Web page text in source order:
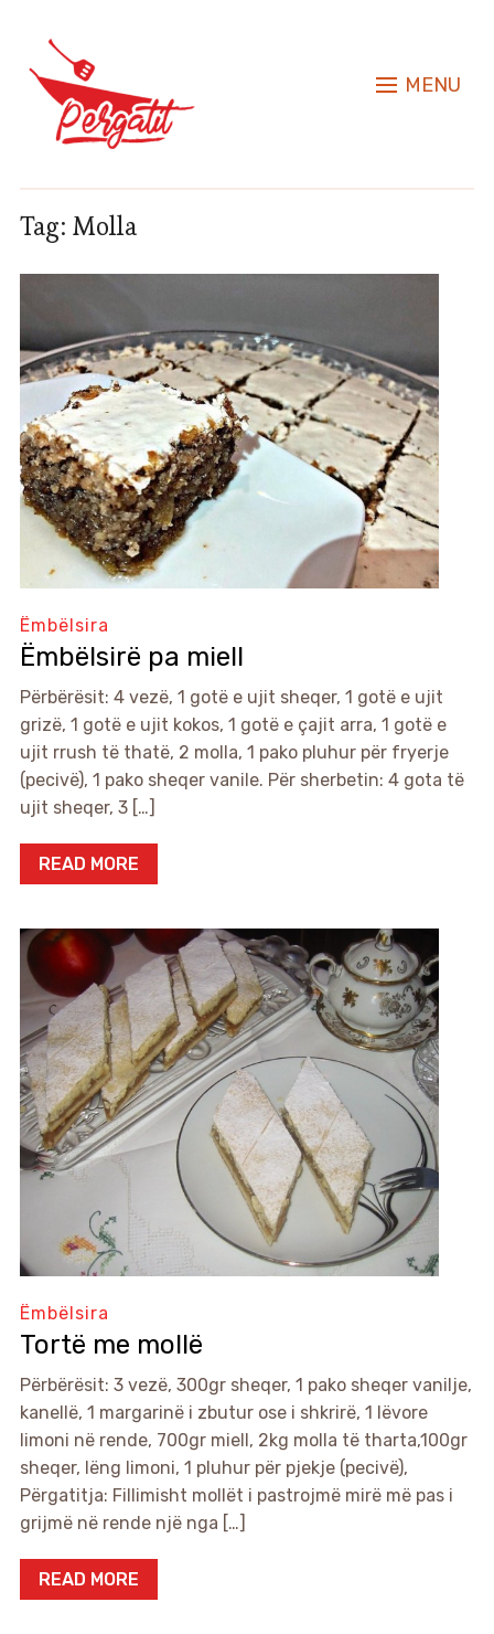
MENU
Tag: Molla
Ëmbëlsira
Ëmbëlsirë pa miell
Përbërësit: 4 vezë, 1 gotë e ujit sheqer, 1 gotë e ujit
grizë, 1 gotë e ujit kokos, 1 gotë e çajit arra, 1 gotë e
ujit rrush të thatë, 2 molla, 1 pako pluhur për fryerje
(pecivë), 1 pako sheqer vanile. Për sherbetin: 4 gota të
ujit sheqer, 3 […]
READ MORE
Ëmbëlsira
Tortë me mollë
Përbërësit: 3 vezë, 300gr sheqer, 1 pako sheqer vanilje,
kanellë, 1 margarinë i zbutur ose i shkrirë, 1 lëvore
limoni në rende, 700gr miell, 2kg molla të tharta,100gr
sheqer, lëng limoni, 1 pluhur për pjekje (pecivë),
Përgatitja: Fillimisht mollët i pastrojmë mirë më pas i
grijmë në rende një nga […]
READ MORE